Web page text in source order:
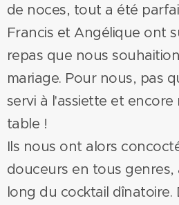
de noces, tout a été
Francis et Angélique ont
repas que nous
mariage. Pour nous, pas
servi à l'assiette et
table !
Ils nous ont alors
douceurs en tous
long du cocktail dînatoire.